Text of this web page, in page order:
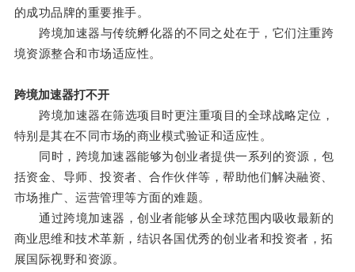
的成功品牌的重要推手。
跨境加速器与传统孵化器的不同之处在于，它们注重跨
境资源整合和市场适应性。
跨境加速器打不开
跨境加速器在筛选项目时更注重项目的全球战略定位，
特别是其在不同市场的商业模式验证和适应性。
同时，跨境加速器能够为创业者提供一系列的资源，包
括资金、导师、投资者、合作伙伴等，帮助他们解决融资、
市场推广、运营管理等方面的难题。
通过跨境加速器，创业者能够从全球范围内吸收最新的
商业思维和技术革新，结识各国优秀的创业者和投资者，拓
展国际视野和资源。